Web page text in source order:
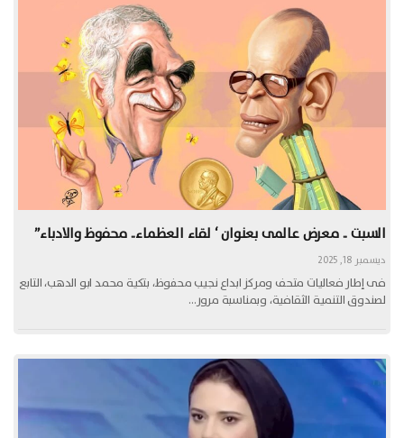
السبت .. معرض عالمى بعنوان ‘ لقاء العظماء.. محفوظ والادباء”
ديسمبر 18, 2025
فى إطار فعاليات متحف ومركز ابداع نجيب محفوظ، بتكية محمد ابو الدهب، التابع
لصندوق التنمية الثقافية، وبمناسبة مرور…